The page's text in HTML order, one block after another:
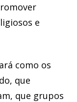
e
como os
que
que grupos